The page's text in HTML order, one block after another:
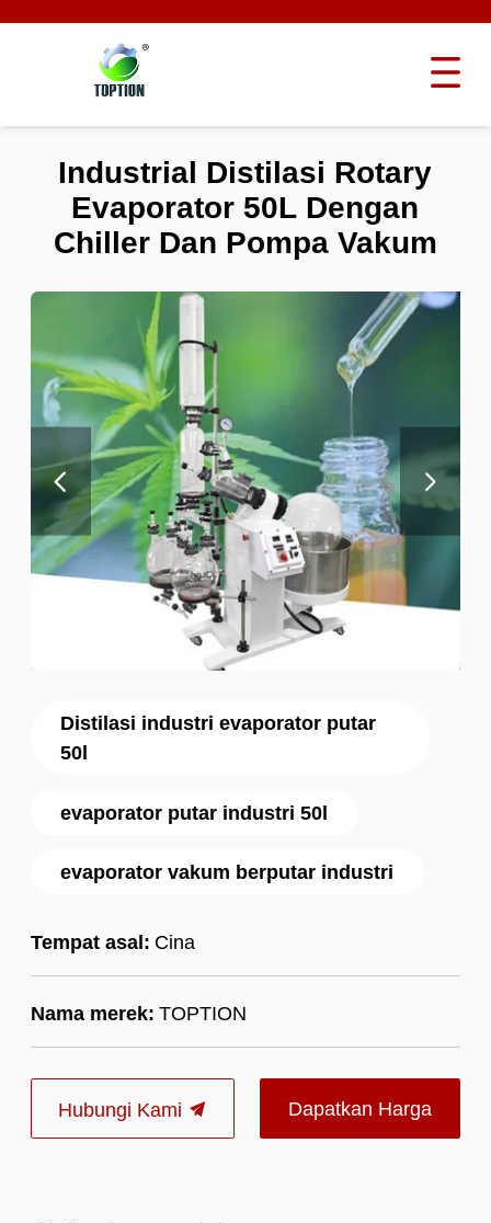
Distilasi industri evaporator putar
50l
evaporator putar industri 50l
evaporator vakum berputar industri
Tempat asal: Cina
Nama merek: TOPTION
Hubungi Kami Dapatkan Harga
Industrial Distilasi Rotary
Evaporator 50L Dengan
Chiller Dan Pompa Vakum